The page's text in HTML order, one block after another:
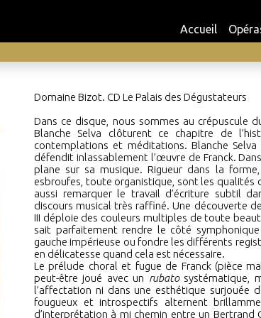
Accueil
Domaine Bizot. CD Le Palais des Dégustateurs
Dans ce disque, nous sommes au crépuscule
Blanche Selva clôturent ce chapitre de
contemplations et méditations. Blanche
défendit inlassablement l’œuvre de Franck.
plane sur sa musique. Rigueur dans la
esbroufes, toute organistique, sont les qualités
aussi remarquer le travail d’écriture subtil
discours musical très raffiné. Une découverte
III déploie des couleurs multiples de toute
sait parfaitement rendre le côté
gauche impérieuse ou fondre les différents
en délicatesse quand cela est nécessaire.
Le prélude choral et fugue de Franck (pièce
peut-être joué avec un rubato systématique,
l’affectation ni dans une esthétique surjouée
fougueux et introspectifs alternent
d’interprétation à mi chemin entre un Bertrand